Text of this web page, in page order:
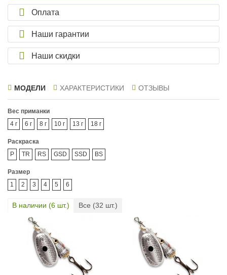
Оплата
Наши гарантии
Наши скидки
МОДЕЛИ ХАРАКТЕРИСТИКИ ОТЗЫВЫ
Вес приманки
4 г
6 г 8 г 10 г 13 г 18 г
Раскраска
P
TR RS GSD SSD BS
Размер
1
2 3 4 5 6
В наличии (6 шт.) Все (32 шт.)